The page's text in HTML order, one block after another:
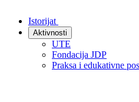
Istorijat
Aktivnosti
UTE
Fondacija JDP
Praksa i edukativne